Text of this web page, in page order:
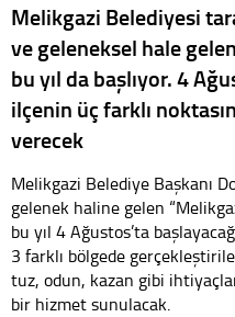
Melikgazi Belediyesi
ve geleneksel hale
bu yıl da başlıyor. 4
ilçenin üç farklı
verecek
Melikgazi Belediye Başkanı
gelenek haline gelen
bu yıl 4 Ağustos’ta
3 farklı bölgede
tuz, odun, kazan gibi
bir hizmet sunulacak.